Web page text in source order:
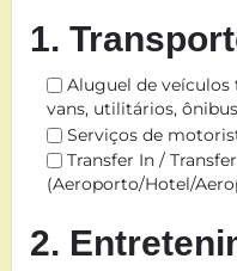
1.
Aluguel de veículos
vans, utilitários,
Serviços de
Transfer In /
(Aeroporto/Hotel/
2.